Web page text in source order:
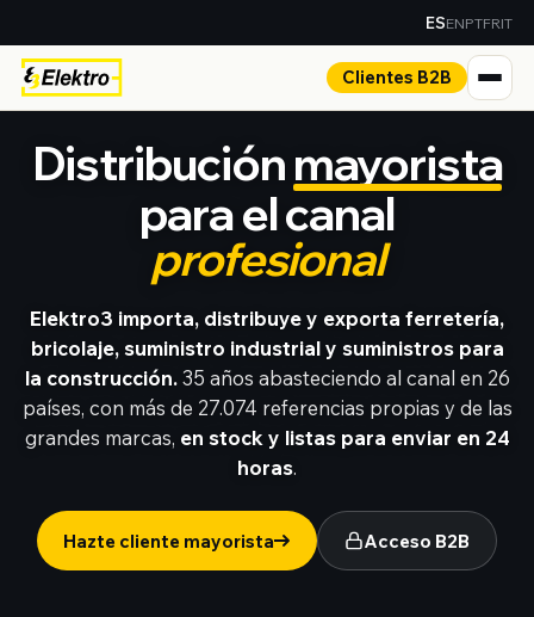
ESENPTFRIT
Clientes B2B
Distribuciónmayorista
para el canal
profesional
Elektro3 importa, distribuye y exporta ferretería,
bricolaje, suministro industrial y suministros para
la construcción.35 años abasteciendo al canal en 26
países, con más de 27.074 referencias propias y de las
grandes marcas, en stock y listas para enviar en 24
horas.
Hazte cliente mayorista Acceso B2B